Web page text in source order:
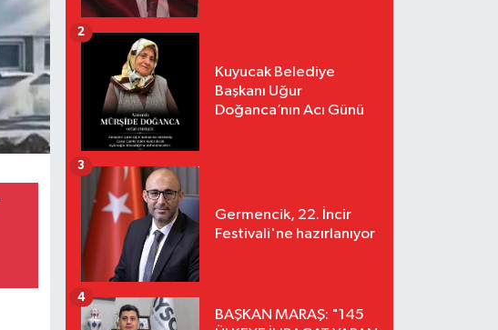
Kuyucak Belediye
Başkanı Uğur
Doğanca’nın Acı Günü
2
Germencik, 22. İncir
Festivali'ne hazırlanıyor
3
BAŞKAN MARAŞ: "145
4